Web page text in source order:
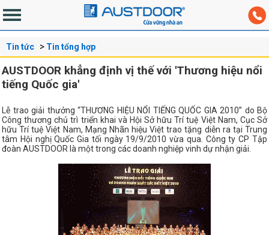
Tin tức Tin tổng hợp
AUSTDOOR khẳng định vị thế với 'Thương hiệu nổi
tiếng Quốc gia'
Lễ trao giải thưởng “THƯƠNG HIỆU NỔI TIẾNG QUỐC GIA 2010” do Bộ
Công thương chủ trì triển khai và Hội Sở hữu Trí tuệ Việt Nam, Cục Sở
hữu Trí tuệ Việt Nam, Mạng Nhãn hiệu Việt trao tặng diễn ra tại Trung
tâm Hội nghị Quốc Gia tối ngày 19/9/2010 vừa qua. Công ty CP Tập
đoàn AUSTDOOR là một trong các doanh nghiệp vinh dự nhận giải.